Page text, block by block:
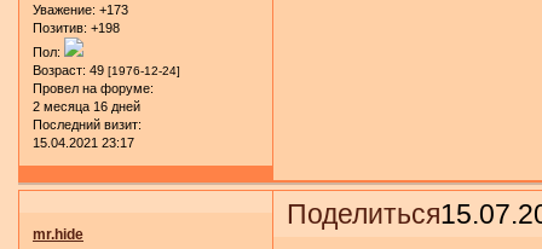
Уважение: +173
Позитив: +198
Пол:
Возраст: 49 [1976-12-24]
Провел на форуме:
2 месяца 16 дней
Последний визит:
15.04.2021 23:17
Поделиться
mr.hide